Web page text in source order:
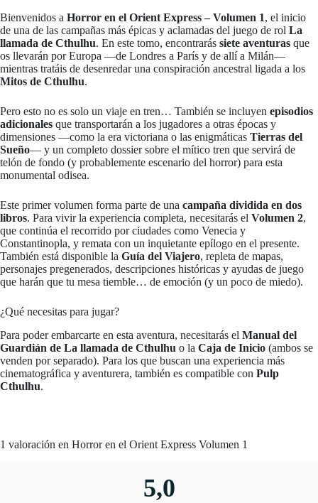
Bienvenidos a Horror en el Orient Express – Volumen 1, el inicio
de una de las campañas más épicas y aclamadas del juego de rol La
llamada de Cthulhu. En este tomo, encontrarás siete aventuras que
os llevarán por Europa —de Londres a París y de allí a Milán—
mientras tratáis de desenredar una conspiración ancestral ligada a los
Mitos de Cthulhu.
Pero esto no es solo un viaje en tren… También se incluyen episodios
adicionales que transportarán a los jugadores a otras épocas y
dimensiones —como la era victoriana o las enigmáticas Tierras del
Sueño— y un completo dossier sobre el mítico tren que servirá de
telón de fondo (y probablemente escenario del horror) para esta
monumental odisea.
Este primer volumen forma parte de una campaña dividida en dos
libros. Para vivir la experiencia completa, necesitarás el Volumen 2,
que continúa el recorrido por ciudades como Venecia y
Constantinopla, y remata con un inquietante epílogo en el presente.
También está disponible la Guía del Viajero, repleta de mapas,
personajes pregenerados, descripciones históricas y ayudas de juego
que harán que tu mesa tiemble… de emoción (y un poco de miedo).
¿Qué necesitas para jugar?
Para poder embarcarte en esta aventura, necesitarás el Manual del
Guardián de La llamada de Cthulhu o la Caja de Inicio (ambos se
venden por separado). Para los que buscan una experiencia más
cinematográfica y aventurera, también es compatible con Pulp
Cthulhu.
1 valoración en Horror en el Orient Express Volumen 1
5,0